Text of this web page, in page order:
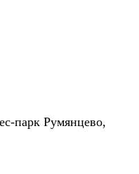
парк Румянцево,